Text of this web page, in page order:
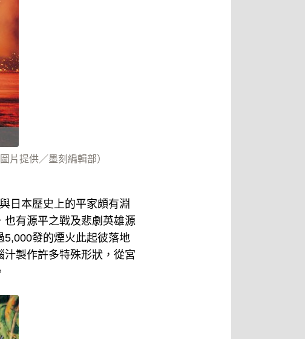
片提供／墨刻編輯部）
日本歷史上的平家頗有淵
有源平之戰及悲劇英雄源
5,000發的煙火此起彼落地
製作許多特殊形狀，從宮